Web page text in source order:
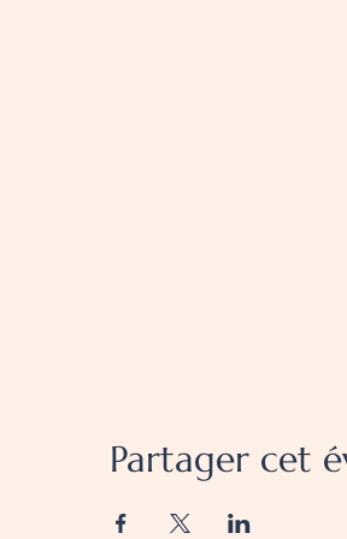
Partager cet